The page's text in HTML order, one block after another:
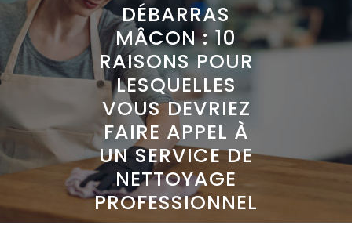
DÉBARRAS
MÂCON : 10
RAISONS POUR
LESQUELLES
VOUS DEVRIEZ
FAIRE APPEL À
UN SERVICE DE
NETTOYAGE
PROFESSIONNEL